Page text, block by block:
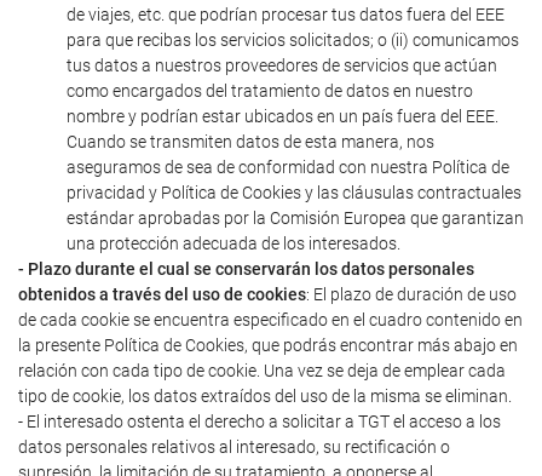
de viajes, etc. que podrían procesar tus datos fuera del EEE
para que recibas los servicios solicitados; o (ii) comunicamos
tus datos a nuestros proveedores de servicios que actúan
como encargados del tratamiento de datos en nuestro
nombre y podrían estar ubicados en un país fuera del EEE.
Cuando se transmiten datos de esta manera, nos
aseguramos de sea de conformidad con nuestra Política de
privacidad y Política de Cookies y las cláusulas contractuales
estándar aprobadas por la Comisión Europea que garantizan
una protección adecuada de los interesados.
- Plazo durante el cual se conservarán los datos personales
obtenidos a través del uso de cookies: El plazo de duración de uso
de cada cookie se encuentra especificado en el cuadro contenido en
la presente Política de Cookies, que podrás encontrar más abajo en
relación con cada tipo de cookie. Una vez se deja de emplear cada
tipo de cookie, los datos extraídos del uso de la misma se eliminan.
- El interesado ostenta el derecho a solicitar a TGT el acceso a los
datos personales relativos al interesado, su rectificación o